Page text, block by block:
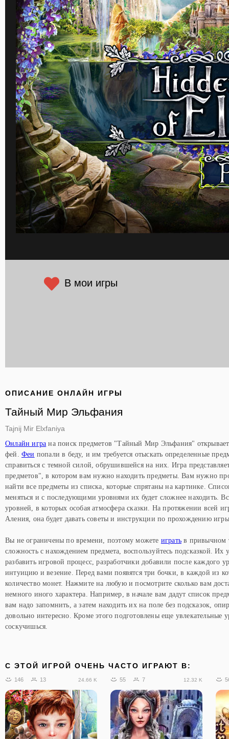
В мои игры
ОПИСАНИЕ ОНЛАЙН ИГРЫ
Тайный Мир Эльфания
Tajnij Mir Elxfaniya
Онлайн игра на поиск предметов "Тайный Мир Эльфания"
фей. Феи попали в беду, и им требуется отыскать определенные
справиться с темной силой, обрушившейся на них. Игра
предметов", в котором вам нужно находить предметы. Вам нужно
найти все предметы из списка, которые спрятаны на картинке.
меняться и с последующими уровнями их будет сложнее находить.
уровней, в которых особая атмосфера сказки. На протяжении всей
Аления, она будет давать советы и инструкции по прохождению
Вы не ограничены по времени, поэтому можете играть в привычном
сложность с нахождением предмета, воспользуйтесь подсказкой. Их
разбавить игровой процесс, разработчики добавили после каждого
интуицию и везение. Перед вами появятся три бочки, в каждой из
количество монет. Нажмите на любую и посмотрите сколько вам
немного иного характера. Например, в начале вам дадут список
вам надо запомнить, а затем находить их на поле без подсказок,
довольно интересно. Кроме этого подготовлены еще увлекательные
соскучишься.
C ЭТОЙ ИГРОЙ ОЧЕНЬ ЧАСТО ИГРАЮТ В:
146 13 24.66 K 55 7 12.32 K